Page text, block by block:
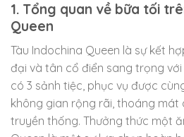
1. Tổng quan về bữa tối
Queen
Tàu Indochina Queen là sự kết
đại và tân cổ điển sang trọng
có 3 sảnh tiệc, phục vụ được
không gian rộng rãi, thoáng mát
truyền thống. Thưởng thức một